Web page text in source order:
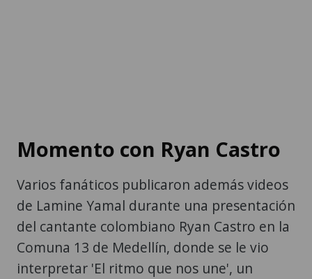
Momento con Ryan Castro
Varios fanáticos publicaron además videos
de Lamine Yamal durante una presentación
del cantante colombiano Ryan Castro en la
Comuna 13 de Medellín, donde se le vio
interpretar 'El ritmo que nos une', un